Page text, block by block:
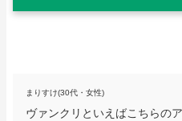
まりすけ(30代・女性)
ヴァンクリといえばこちらの